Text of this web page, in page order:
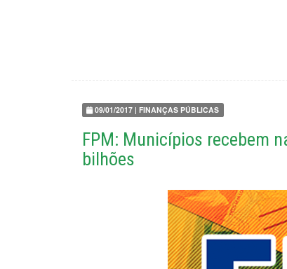
09/01/2017 | FINANÇAS PÚBLICAS
FPM: Municípios recebem
bilhões